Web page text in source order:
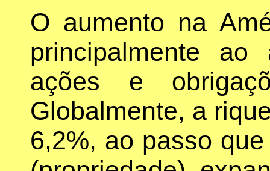
O aumento na
principalmente
ações e
Globalmente, a
6,2%, ao passo